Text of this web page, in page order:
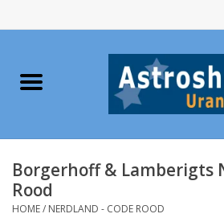
Home
Telescopen
Accessoires
Borgerhoff & Lamberigts
Rood
HOME/ NERDLAND - CODE ROOD